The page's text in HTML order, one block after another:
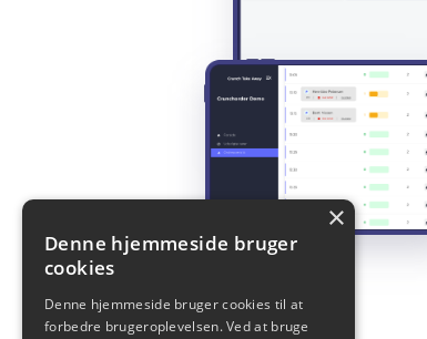
×
Denne hjemmeside bruger
cookies
Denne hjemmeside bruger cookies til at
forbedre brugeroplevelsen. Ved at bruge